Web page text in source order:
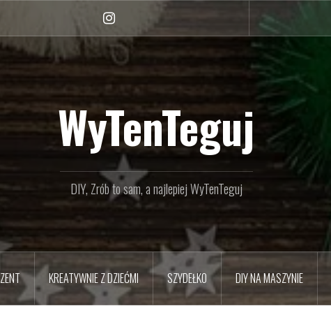
Instagram
WyTenTeguj
DIY, Zrób to sam, a najlepiej WyTenTeguj
KREATYWNIE Z DZIEĆMI SZYDEŁKO DIY NA MASZYNIE